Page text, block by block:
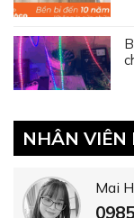
NHÂN VIÊN
Mai